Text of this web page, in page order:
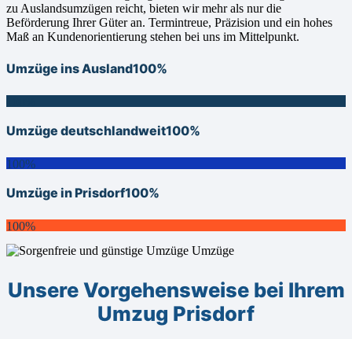
zu Auslandsumzügen reicht, bieten wir mehr als nur die
Beförderung Ihrer Güter an. Termintreue, Präzision und ein hohes
Maß an Kundenorientierung stehen bei uns im Mittelpunkt.
Umzüge ins Ausland100%
Umzüge deutschlandweit100%
100%
Umzüge in Prisdorf100%
100%
Unsere Vorgehensweise bei Ihrem
Umzug Prisdorf